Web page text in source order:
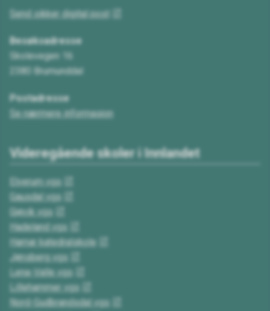
Send sikker digital post
Besøksadresse
Skolevegen 16
2380 Brumunddal
Postadresse
Se nærmere informasjon
Videregående skoler i Innlandet
Elverum vgs
Gausdal vgs
Gjøvik vgs
Hadeland vgs
Hamar katedralskole
Jønsberg vgs
Lena-Valle vgs
Lillehammer vgs
Nord-Gudbrandsdal vgs